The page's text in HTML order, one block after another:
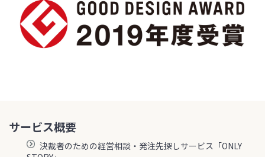
サービス概要
決裁者のための経営相談・発注先探しサービス「ONLY